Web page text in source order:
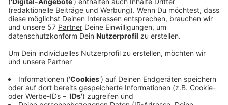
Die Stadt Stolberg plant ein multifunktionales
Gebäude für die Kita Mäuseburg und die Vereine in
Vicht. Dafür soll das Gebäude der ehemaligen
Volksschule in Vicht im Erdgeschoss als Kita genutzt
werden. Im Obergeschoss sind drei Räume geplant, die
zum Beispiel von Vereinen genutzt werden können.
Bei dem Hochwasser ist die bisherige Kita zerstört
worden. Um vor möglichen weiteren Hochwassern zu